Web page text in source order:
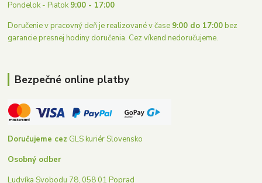
Pondelok - Piatok9:00 - 17:00
Doručenie v pracovný deň je realizované v čase 9:00 do 17:00bez
garancie presnej hodiny doručenia. Cez víkend nedoručujeme.
Bezpečné online platby
Doručujeme cez GLS kuriér Slovensko
Osobný odber
Ludvíka Svobodu 78, 058 01 Poprad